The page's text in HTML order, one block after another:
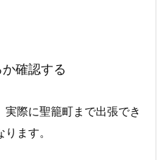
確認する
際に聖籠町まで出張でき
ます。